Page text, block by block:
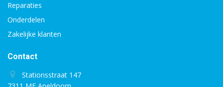
Reparaties
Onderdelen
Zakelijke klanten
Contact
Stationsstraat 147